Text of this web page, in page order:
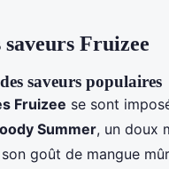
Fruizee
saveurs populaires
Fruizee se sont
Summer, un doux
goût de mangue